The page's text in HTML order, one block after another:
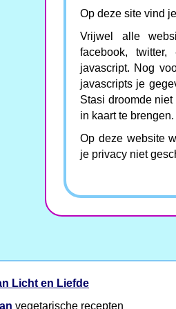
Op deze site vind
Vrijwel alle
facebook,
javascript. Nog
javascripts je
Stasi droomde
in kaart te brengen.
Op deze website
je privacy niet
Licht en Liefde
vegetarische recepten